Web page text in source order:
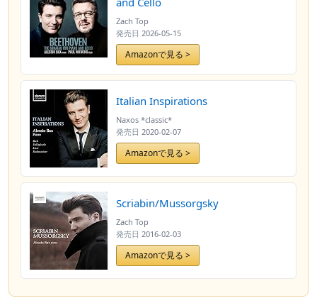
Zach Top
発売日 2026-05-15
Amazonで見る >
Italian Inspirations
Naxos *classic*
発売日 2020-02-07
Amazonで見る >
Scriabin/Mussorgsky
Zach Top
発売日 2016-02-03
Amazonで見る >